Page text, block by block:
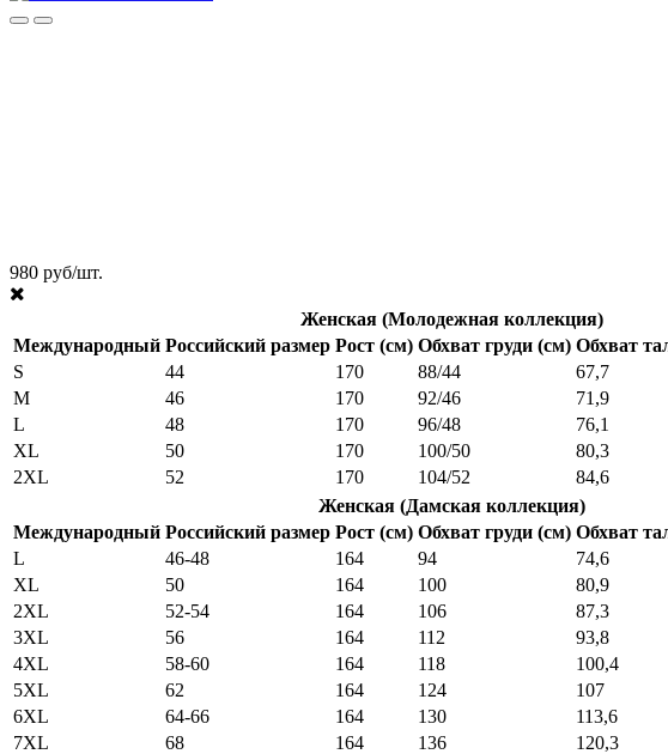
980 руб/шт.
Женская (Молодежная коллекция)
Международный Российский размер Рост (см) Обхват груди (см) Обхват
S
44 170 88/44 67,7
M
46 170 92/46 71,9
L
48 170 96/48 76,1
XL
50 170 100/50 80,3
2XL
52 170 104/52 84,6
Женская (Дамская коллекция)
Международный Российский размер Рост (см) Обхват груди (см) Обхват
L
46-48 164 94 74,6
XL
50 164 100 80,9
2XL
52-54 164 106 87,3
3XL
56 164 112 93,8
4XL
58-60 164 118 100,4
5XL
62 164 124 107
6XL
64-66 164 130 113,6
7XL
68 164 136 120,3